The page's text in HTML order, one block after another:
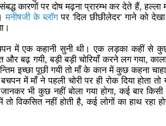
कारणों पर दोष मढ़ना प्रारम्भ कर देते हैं,
मनीषजी के ब्लॉगपर 'दिल छीछीलेदर' गाने को देखा
में एक कहानी सुनी थी। एक लड़का कहीं से
और बढ़ गयी, बड़ी बड़ी चोरियाँ करने लग गया,
इच्छा पूछी गयी तो माँ के कान में कुछ कहना
में माँ ने पहली चोरी पर ही रोक दिया होता
भी कुछ नहीं बोला गया होगा, कई बार
तो विकसित नहीं होती है, कई लोगों का हाथ रहा